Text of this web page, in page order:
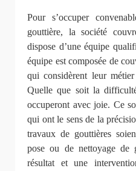
Pour s’occuper
gouttière, la société
dispose d’une équipe
équipe est composée de
qui considèrent leur
Quelle que soit la
occuperont avec joie. Ce
qui ont le sens de la
travaux de gouttières
pose ou de nettoyage de
résultat et une